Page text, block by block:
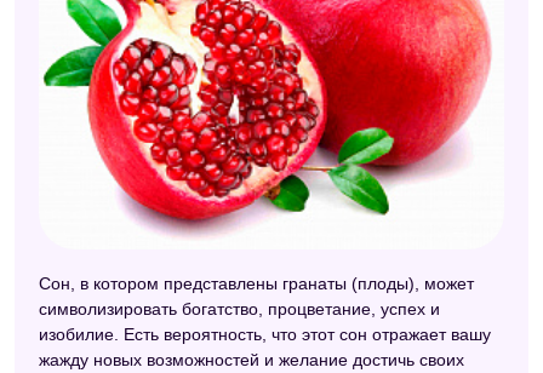
Сон, в котором представлены гранаты (плоды), может
символизировать богатство, процветание, успех и
изобилие. Есть вероятность, что этот сон отражает вашу
жажду новых возможностей и желание достичь своих